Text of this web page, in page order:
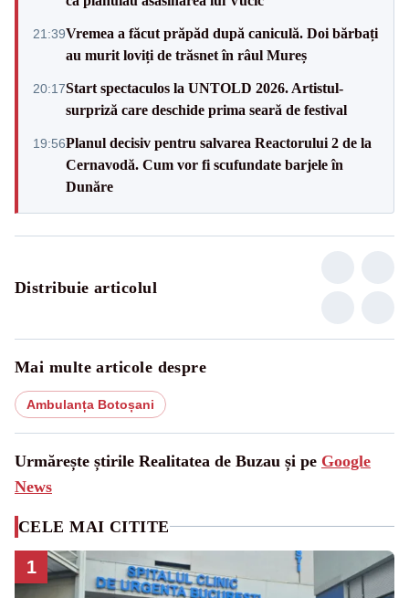
21:39Vremea a făcut prăpăd după caniculă. Doi bărbați
au murit loviți de trăsnet în râul Mureș
20:17Start spectaculos la UNTOLD 2026. Artistul-
surpriză care deschide prima seară de festival
19:56Planul decisiv pentru salvarea Reactorului 2 de la
Cernavodă. Cum vor fi scufundate barjele în
Dunăre
Distribuie articolul
Mai multe articole despre
Ambulanța Botoșani
Urmărește știrile Realitatea de Buzau și pe Google
News
CELE MAI CITITE
1